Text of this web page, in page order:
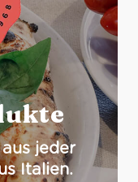
jeder
Italien.